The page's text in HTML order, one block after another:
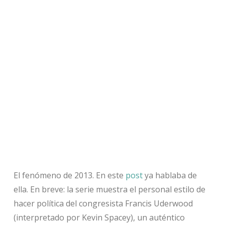
El fenómeno de 2013. En este postya hablaba de
ella. En breve: la serie muestra el personal estilo de
hacer política del congresista Francis Uderwood
(interpretado por Kevin Spacey), un auténtico